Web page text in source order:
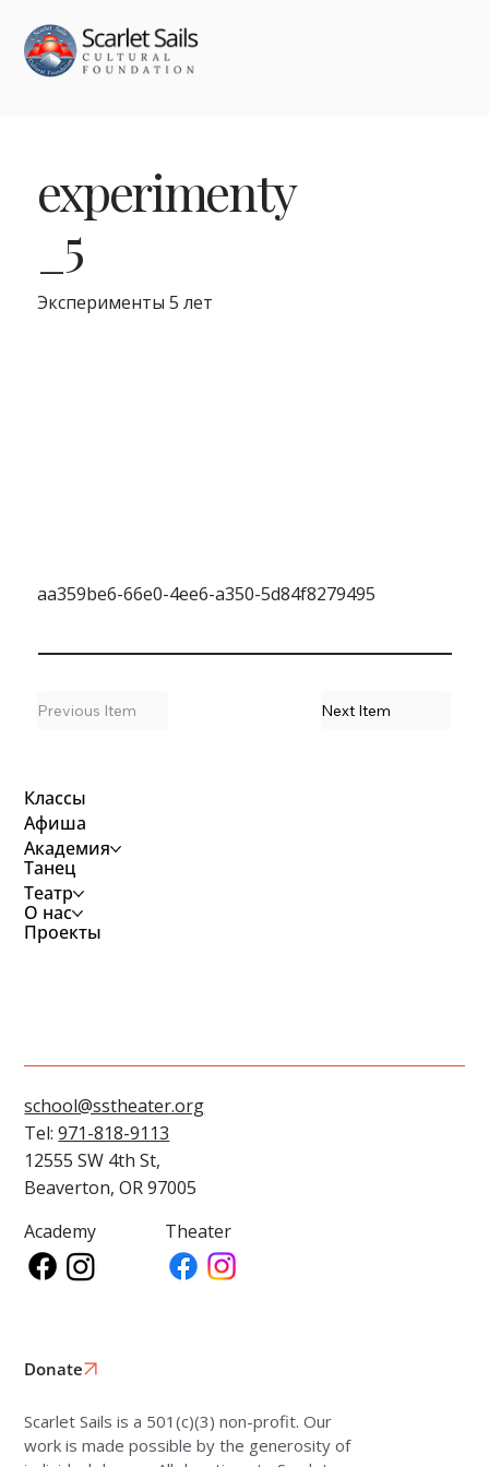
experimenty
_5
Эксперименты 5 лет
aa359be6-66e0-4ee6-a350-5d84f8279495
Previous Item Next Item
Классы
Афиша
Академия
Танец
Театр
О нас
Проекты
school@sstheater.org
Tel:971-818-9113
12555 SW 4th St,
Beaverton, OR 97005
Academy
Theater
Donate
Scarlet Sails is a 501(c)(3) non-profit. Our
work is made possible by the generosity of